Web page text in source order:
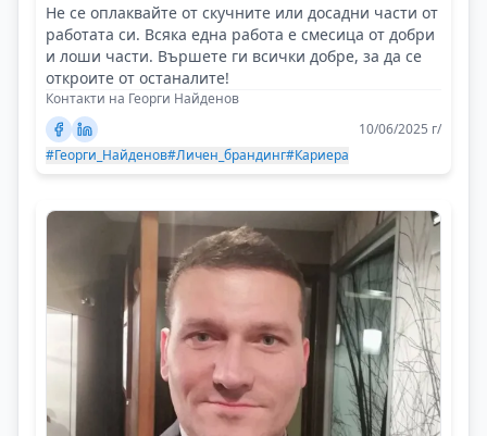
Не се оплаквайте от скучните или досадни части от
работата си. Всяка една работа е смесица от добри
и лоши части. Вършете ги всички добре, за да се
откроите от останалите!
Контакти на Георги Найденов
10/06/2025 г/
#Георги_Найденов#Личен_брандинг#Кариера